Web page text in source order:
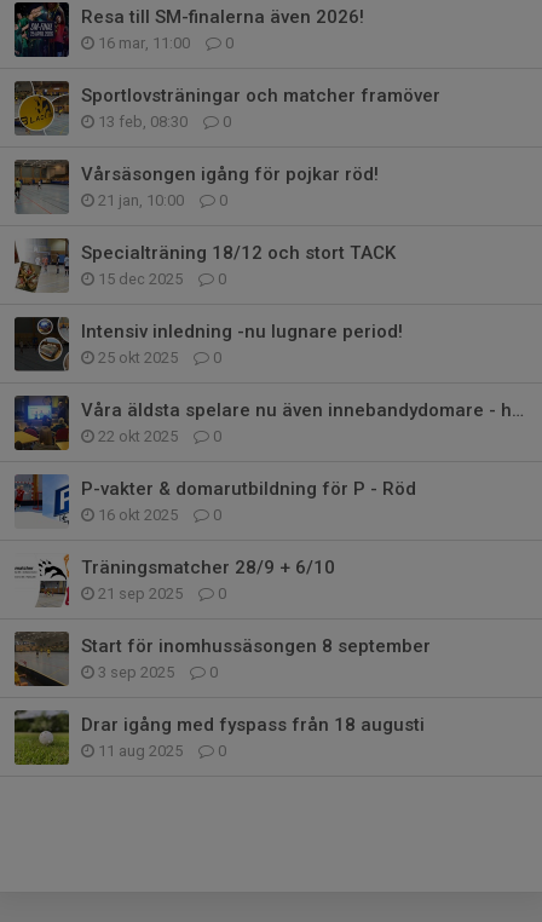
Resa till SM-finalerna även 2026!
16 mar, 11:00 0
Sportlovsträningar och matcher framöver
13 feb, 08:30 0
Vårsäsongen igång för pojkar röd!
21 jan, 10:00 0
Specialträning 18/12 och stort TACK
15 dec 2025 0
Intensiv inledning -nu lugnare period!
25 okt 2025 0
Våra äldsta spelare nu även innebandydomare - hur funkar det?
22 okt 2025 0
P-vakter & domarutbildning för P - Röd
16 okt 2025 0
Träningsmatcher 28/9 + 6/10
21 sep 2025 0
Start för inomhussäsongen 8 september
3 sep 2025 0
Drar igång med fyspass från 18 augusti
11 aug 2025 0